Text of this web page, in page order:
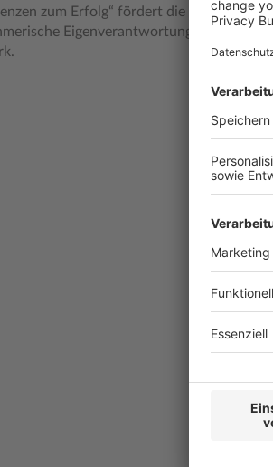
zum Erfolg“ fördert die berufliche
Eigenverantwortung zukünftiger